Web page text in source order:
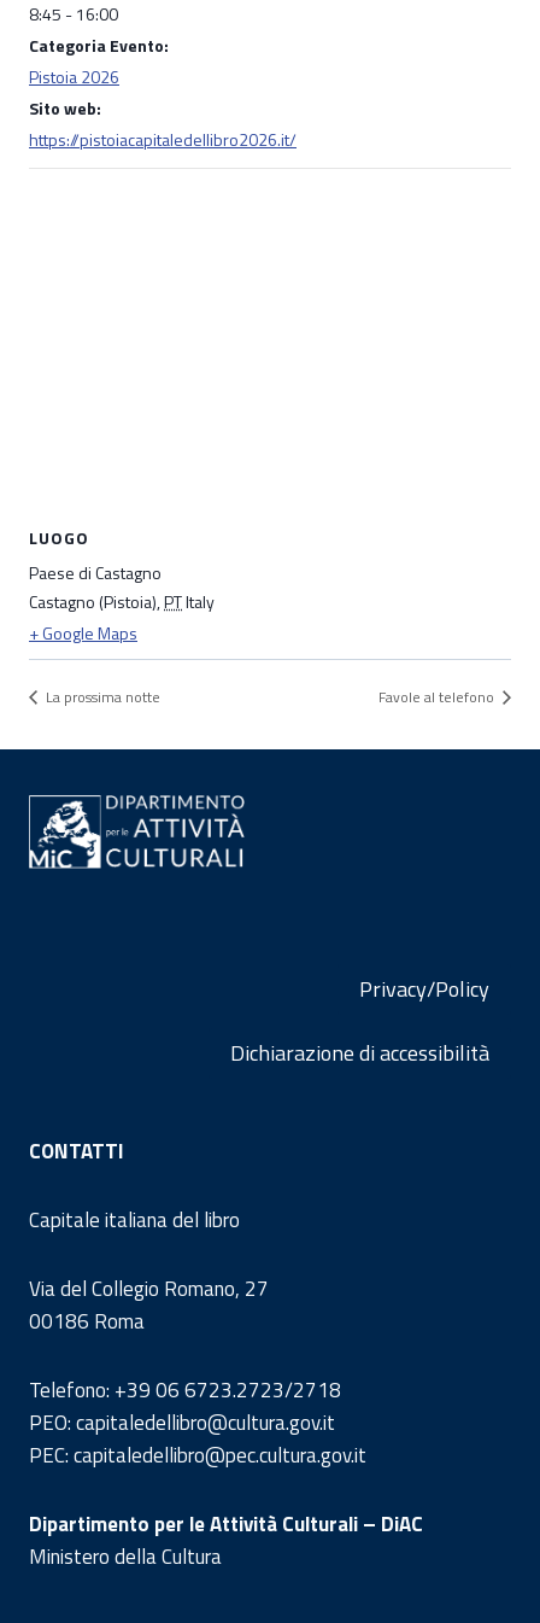
8:45 - 16:00
Categoria Evento:
Pistoia 2026
Sito web:
https://pistoiacapitaledellibro2026.it/
LUOGO
Paese di Castagno
Castagno (Pistoia),PTItaly
+ Google Maps
La prossima notte Favole al telefono
Privacy/Policy
Dichiarazione di accessibilità
CONTATTI
Capitale italiana del libro
Via del Collegio Romano, 27
00186 Roma
Telefono: +39 06 6723.2723/2718
PEO: capitaledellibro@cultura.gov.it
PEC: capitaledellibro@pec.cultura.gov.it
Dipartimento per le Attività Culturali – DiAC
Ministero della Cultura